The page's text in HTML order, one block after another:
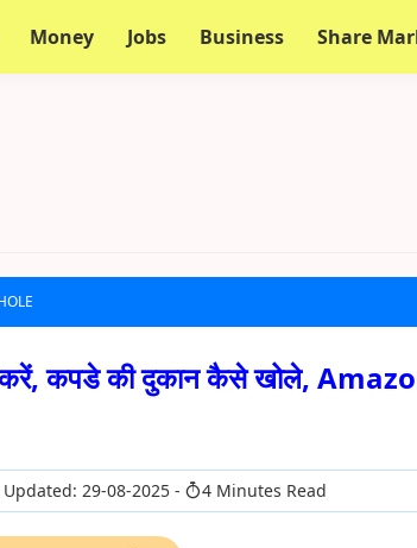
Money Jobs Business Share
कपडे की दुकान कैसे खोले,
Updated: 29-08-2025 4 Minutes Read